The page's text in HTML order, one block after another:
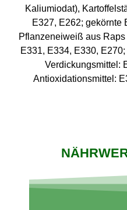
Kaliumiodat),
E327, E262; gekörnte
Pflanzeneiweiß aus
E331, E334, E330,
Verdickungsmittel:
Antioxidationsmittel: